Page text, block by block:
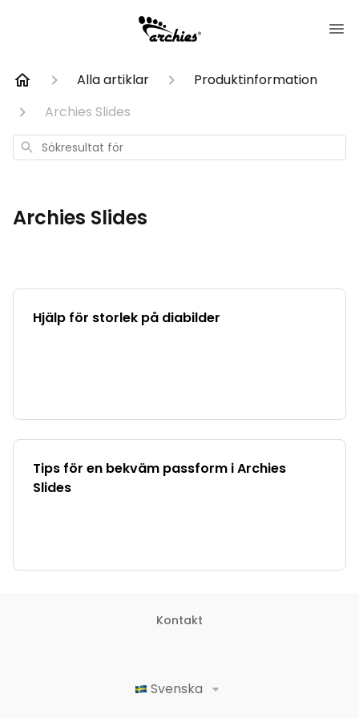
Alla artiklar
Produktinformation
Archies Slides
Sökresultat
för
Archies Slides
Hjälp för storlek på diabilder
Tips för en bekväm passform i Archies
Slides
Kontakt
Svenska